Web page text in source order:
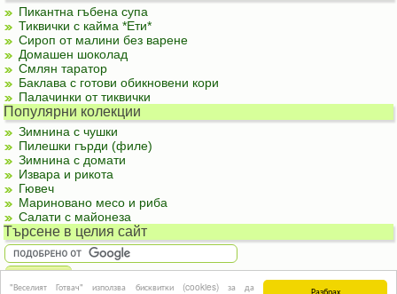
Разбрах
"Веселият Готвач" използва бисквитки (cookies) за да
Пикантна гъбена супа
Тиквички с кайма *Ети*
Сироп от малини без варене
Домашен шоколад
Смлян таратор
Баклава с готови обикновени кори
Палачинки от тиквички
Популярни колекции
Зимнина с чушки
Пилешки гърди (филе)
Зимнина с домати
Извара и рикота
Гювеч
Мариновано месо и риба
Салати с майонеза
Търсене в целия сайт
За реклама| За контакти|Подкрепете ни | Правила и условия|